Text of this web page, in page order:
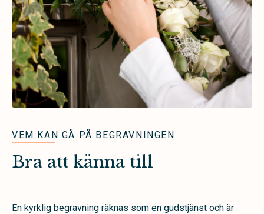
VEM KAN GÅ PÅ BEGRAVNINGEN
Bra att känna till
En kyrklig begravning räknas som en gudstjänst och är